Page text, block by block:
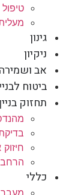
גינון
ניקיון
אב ושמירה
ביטוח
תחזוק בניין
בדיקת
כללי
מעבר